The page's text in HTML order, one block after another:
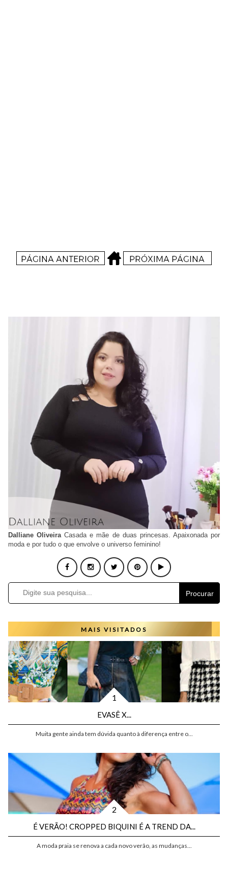
Dalliane OliveiraCasada e mãe de duas princesas. Apaixonada por
moda e por tudo o que envolve o universo feminino!
Procurar
MAIS VISITADOS
EVASÊ X...
Muita gente ainda tem dúvida quanto à diferença entre o...
É VERÃO! CROPPED BIQUINI É A TREND DA...
A moda praia se renova a cada novo verão, as mudanças...